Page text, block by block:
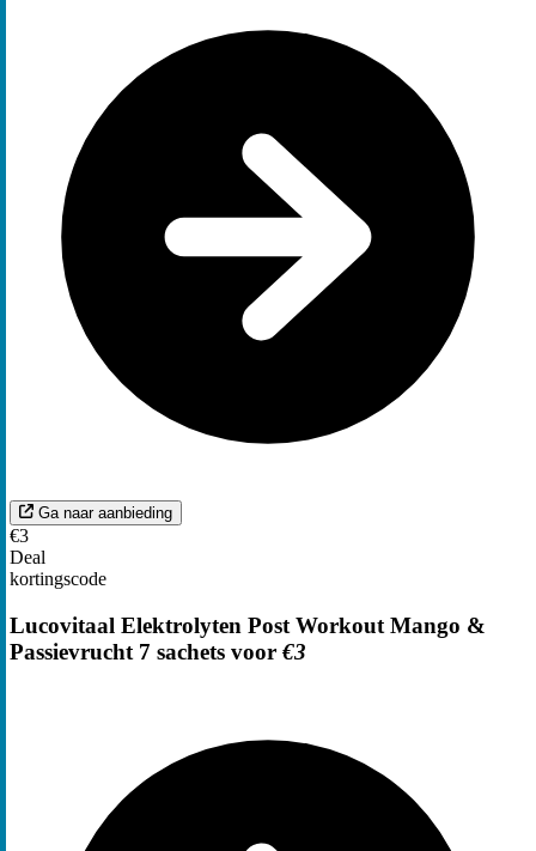
Ga naar aanbieding
€3
Deal
kortingscode
Lucovitaal Elektrolyten Post Workout Mango &
Passievrucht 7 sachets voor €3